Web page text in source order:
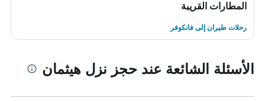
المطارات القريبة
رحلات طيران إلى فانكوفر
الأسئلة الشائعة عند حجز نزل هيثمان